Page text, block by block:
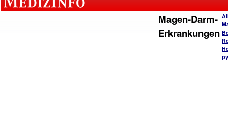
Magen-Darm-
Erkrankungen